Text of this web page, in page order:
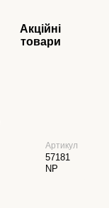
Акційні
товари
Артикул
57181
NP